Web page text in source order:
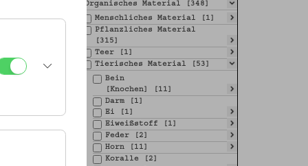
Organisches Material [348]
Menschliches Material [1]
Pflanzliches Material
[315]
Teer [1]
Tierisches Material [53]
Bein
[Knochen] [11]
Darm [1]
Ei [1]
Eiweißstoff [1]
Feder [2]
Horn [11]
Koralle [2]